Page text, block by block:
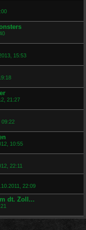
15:53
21:27
09:22
10:55
22:11
22:09
dt. Zoll...